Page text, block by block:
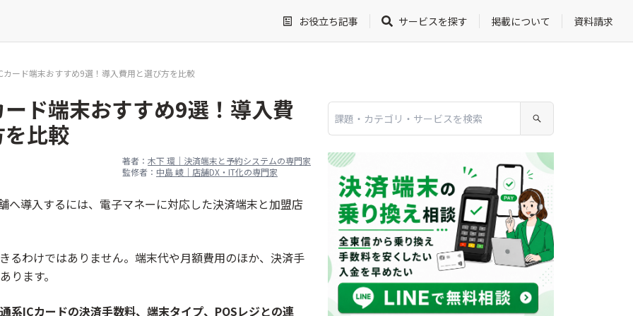
お役立ち記事 サービスを探す 掲載について 資料請求
カード端末おすすめ9選！導入費用と選び方を比較
ド端末おすすめ9選！導入費
比較
著者： 木下 環｜決済端末と予約システムの専門家
監修者： 中島 崚｜店舗DX・IT化の専門家
へ導入するには、電子マネーに対応した決済端末と加盟店
るわけではありません。端末代や月額費用のほか、決済手
ります。
系ICカードの決済手数料、端末タイプ、POSレジとの連